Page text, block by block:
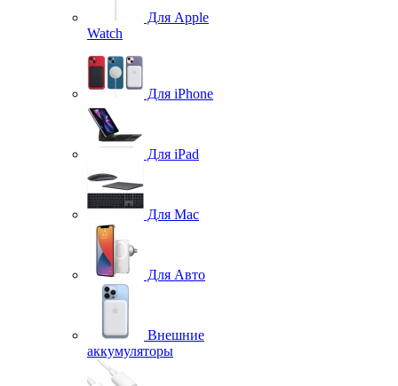
Для Apple
Watch
Для iPhone
Для iPad
Для Mac
Для Авто
Внешние
аккумуляторы